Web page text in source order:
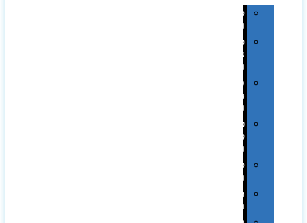
טכנולוגיה
וגאדג'טים
פנאי,
נופש
ונסיעות
סביבת
משרד
ופרימיום
כלים,
פנסים
ורכב
טקסטיל
וחורף
תיקים
ומזוודות